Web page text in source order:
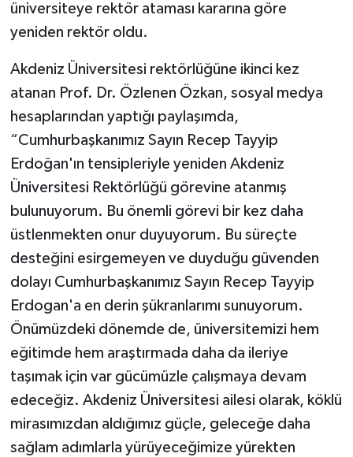
üniversiteye rektör ataması kararına göre
yeniden rektör oldu.
Akdeniz Üniversitesi rektörlüğüne ikinci kez
atanan Prof. Dr. Özlenen Özkan, sosyal medya
hesaplarından yaptığı paylaşımda,
“Cumhurbaşkanımız Sayın Recep Tayyip
Erdoğan'ın tensipleriyle yeniden Akdeniz
Üniversitesi Rektörlüğü görevine atanmış
bulunuyorum. Bu önemli görevi bir kez daha
üstlenmekten onur duyuyorum. Bu süreçte
desteğini esirgemeyen ve duyduğu güvenden
dolayı Cumhurbaşkanımız Sayın Recep Tayyip
Erdogan'a en derin şükranlarımı sunuyorum.
Önümüzdeki dönemde de, üniversitemizi hem
eğitimde hem araştırmada daha da ileriye
taşımak için var gücümüzle çalışmaya devam
edeceğiz. Akdeniz Üniversitesi ailesi olarak, köklü
mirasımızdan aldığımız güçle, geleceğe daha
sağlam adımlarla yürüyeceğimize yürekten